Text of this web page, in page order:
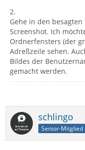
2.
Gehe in den
Screenshot. Ich
Ordnerfensters (der
Adreßzeile sehen.
Bildes der
gemacht werden.
schlingo
Senior-Mitglied